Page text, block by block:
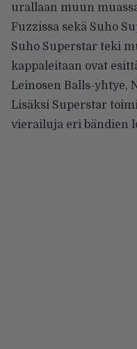
urallaan muun
Fuzzissa sekä Suho
Suho Superstar teki
kappaleitaan ovat
Leinosen Balls-yhtye,
Lisäksi Superstar
vierailuja eri bändien